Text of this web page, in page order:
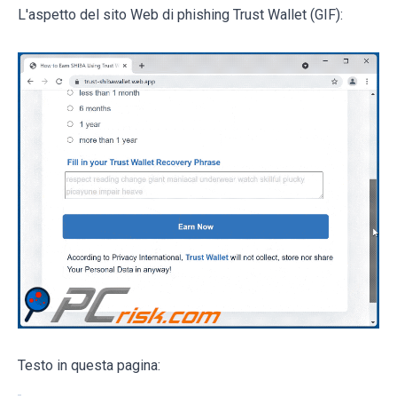
L'aspetto del sito Web di phishing Trust Wallet (GIF):
Testo in questa pagina: